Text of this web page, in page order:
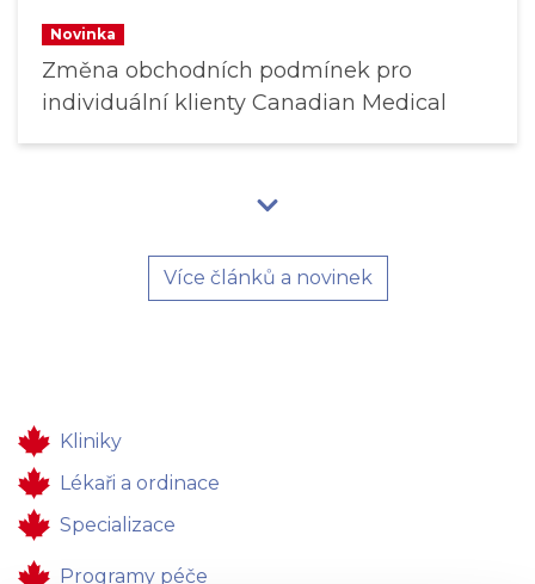
Novinka
Změna obchodních podmínek pro
individuální klienty Canadian Medical
Více článků a novinek
Kliniky
Lékaři a ordinace
Specializace
Programy péče